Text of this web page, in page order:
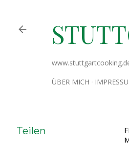
ÜBER MICH
Teilen